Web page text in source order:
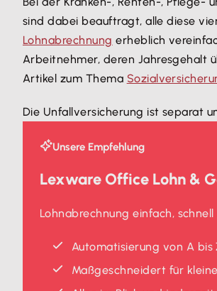
sind dabei beauftragt, alle diese
Lohnabrechnung erheblich
Arbeitnehmer, deren Jahresgehalt
Artikel zum Thema
Die Unfallversicherung ist separat
Unsere Empfehlung
Lexware Office Lohn &
Lohnabrechnung einfach,
Automatisierung von A bis
Maßgeschneidert für